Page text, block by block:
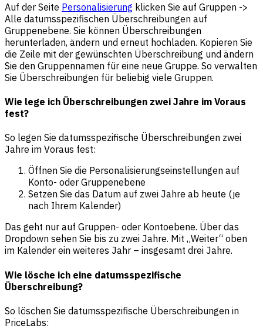
Auf der Seite Personalisierung klicken Sie auf Gruppen ->
Alle datumsspezifischen Überschreibungen auf
Gruppenebene. Sie können Überschreibungen
herunterladen, ändern und erneut hochladen. Kopieren Sie
die Zeile mit der gewünschten Überschreibung und ändern
Sie den Gruppennamen für eine neue Gruppe. So verwalten
Sie Überschreibungen für beliebig viele Gruppen.
Wie lege ich Überschreibungen zwei Jahre im Voraus
fest?
So legen Sie datumsspezifische Überschreibungen zwei
Jahre im Voraus fest:
Öffnen Sie die Personalisierungseinstellungen auf
Konto- oder Gruppenebene
Setzen Sie das Datum auf zwei Jahre ab heute (je
nach Ihrem Kalender)
Das geht nur auf Gruppen- oder Kontoebene. Über das
Dropdown sehen Sie bis zu zwei Jahre. Mit „Weiter“ oben
im Kalender ein weiteres Jahr – insgesamt drei Jahre.
Wie lösche ich eine datumsspezifische
Überschreibung?
So löschen Sie datumsspezifische Überschreibungen in
PriceLabs: